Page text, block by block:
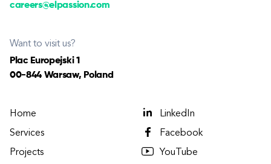
careers@elpassion.com
Want to visit us?
Plac Europejski 1
00-844 Warsaw, Poland
Home
Services
Projects
LinkedIn
Facebook
YouTube